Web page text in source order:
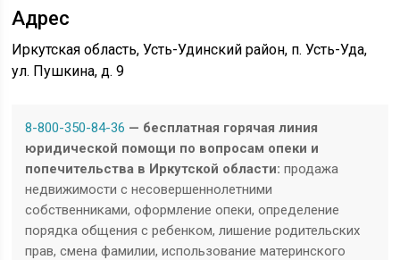
Адрес
Иркутская область, Усть-Удинский район, п. Усть-Уда,
ул. Пушкина, д. 9
8-800-350-84-36 — бесплатная горячая линия
юридической помощи по вопросам опеки и
попечительства в Иркутской области:продажа
недвижимости с несовершеннолетними
собственниками, оформление опеки, определение
порядка общения с ребенком, лишение родительских
прав, смена фамилии, использование материнского